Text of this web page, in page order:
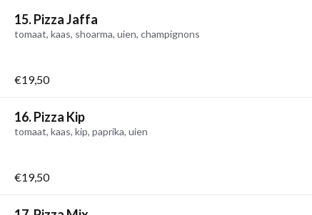
15. Pizza Jaffa
tomaat, kaas, shoarma, uien, champignons
€19,50
16. Pizza Kip
tomaat, kaas, kip, paprika, uien
€19,50